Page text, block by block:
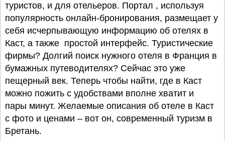
туристов, и для отельеров. Портал , используя
популярность онлайн-бронирования, размещает у
себя исчерпывающую информацию об отелях в
Каст, а также простой интерфейс. Туристические
фирмы? Долгий поиск нужного отеля в Франция в
бумажных путеводителях? Сейчас это уже
пещерный век. Теперь чтобы найти, где в Каст
можно пожить с удобствами вполне хватит и
пары минут. Желаемые описания об отеле в Каст
с фото и ценами – вот он, современный туризм в
Бретань.